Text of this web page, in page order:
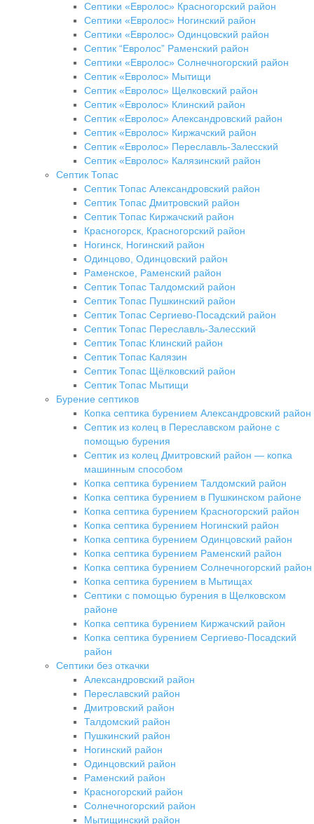
Септики «Евролос» Красногорский район
Септики «Евролос» Ногинский район
Септики «Евролос» Одинцовский район
Септик “Евролос” Раменский район
Септики «Евролос» Солнечногорский район
Септик «Евролос» Мытищи
Септик «Евролос» Щелковский район
Септик «Евролос» Клинский район
Септик «Евролос» Александровский район
Септик «Евролос» Киржачский район
Септик «Евролос» Переславль-Залесский
Септик «Евролос» Калязинский район
Септик Топас
Септик Топас Александровский район
Септик Топас Дмитровский район
Септик Топас Киржачский район
Красногорск, Красногорский район
Ногинск, Ногинский район
Одинцово, Одинцовский район
Раменское, Раменский район
Септик Топас Талдомский район
Септик Топас Пушкинский район
Септик Топас Сергиево-Посадский район
Септик Топас Переславль-Залесский
Септик Топас Клинский район
Септик Топас Калязин
Септик Топас Щёлковский район
Септик Топас Мытищи
Бурение септиков
Копка септика бурением Александровский район
Септик из колец в Переславском районе с
помощью бурения
Септик из колец Дмитровский район — копка
машинным способом
Копка септика бурением Талдомский район
Копка септика бурением в Пушкинском районе
Копка септика бурением Красногорский район
Копка септика бурением Ногинский район
Копка септика бурением Одинцовский район
Копка септика бурением Раменский район
Копка септика бурением Солнечногорский район
Копка септика бурением в Мытищах
Септики с помощью бурения в Щелковском
районе
Копка септика бурением Киржачский район
Копка септика бурением Сергиево-Посадский
район
Септики без откачки
Александровский район
Переславский район
Дмитровский район
Талдомский район
Пушкинский район
Ногинский район
Одинцовский район
Раменский район
Красногорский район
Солнечногорский район
Мытищинский район